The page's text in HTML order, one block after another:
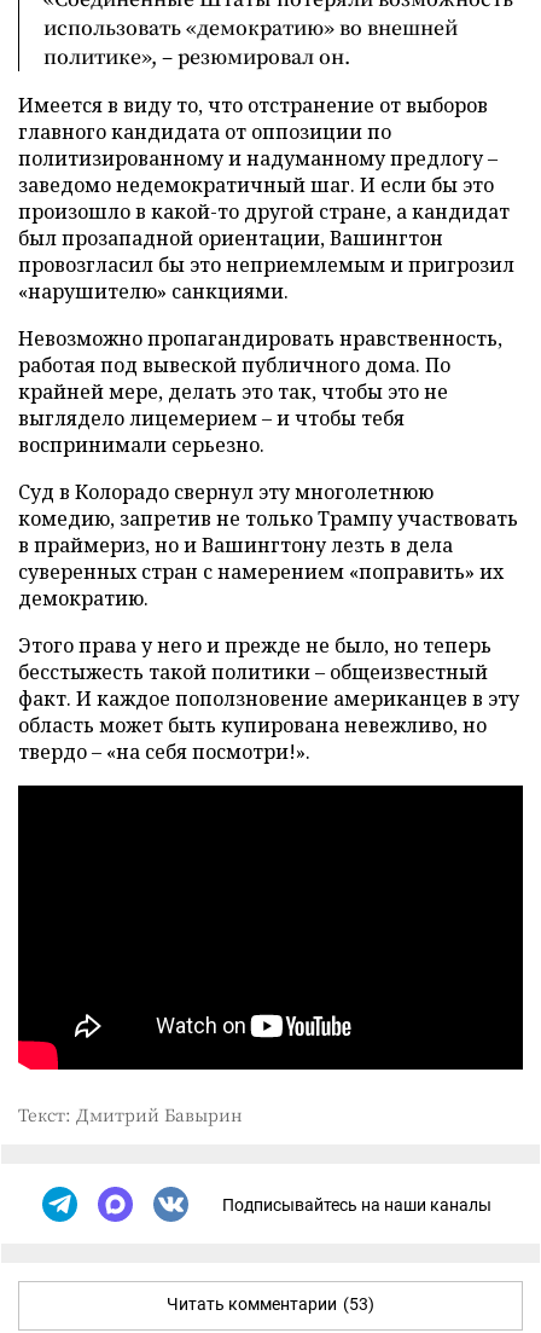
использовать «демократию» во внешней
политике», – резюмировал он.
Имеется в виду то, что отстранение от выборов
главного кандидата от оппозиции по
политизированному и надуманному предлогу –
заведомо недемократичный шаг. И если бы это
произошло в какой-то другой стране, а кандидат
был прозападной ориентации, Вашингтон
провозгласил бы это неприемлемым и пригрозил
«нарушителю» санкциями.
Невозможно пропагандировать нравственность,
работая под вывеской публичного дома. По
крайней мере, делать это так, чтобы это не
выглядело лицемерием – и чтобы тебя
воспринимали серьезно.
Суд в Колорадо свернул эту многолетнюю
комедию, запретив не только Трампу участвовать
в праймериз, но и Вашингтону лезть в дела
суверенных стран с намерением «поправить» их
демократию.
Этого права у него и прежде не было, но теперь
бесстыжесть такой политики – общеизвестный
факт. И каждое поползновение американцев в эту
область может быть купирована невежливо, но
твердо – «на себя посмотри!».
Текст: Дмитрий Бавырин
Подписывайтесь на наши каналы
Читать комментарии (53)